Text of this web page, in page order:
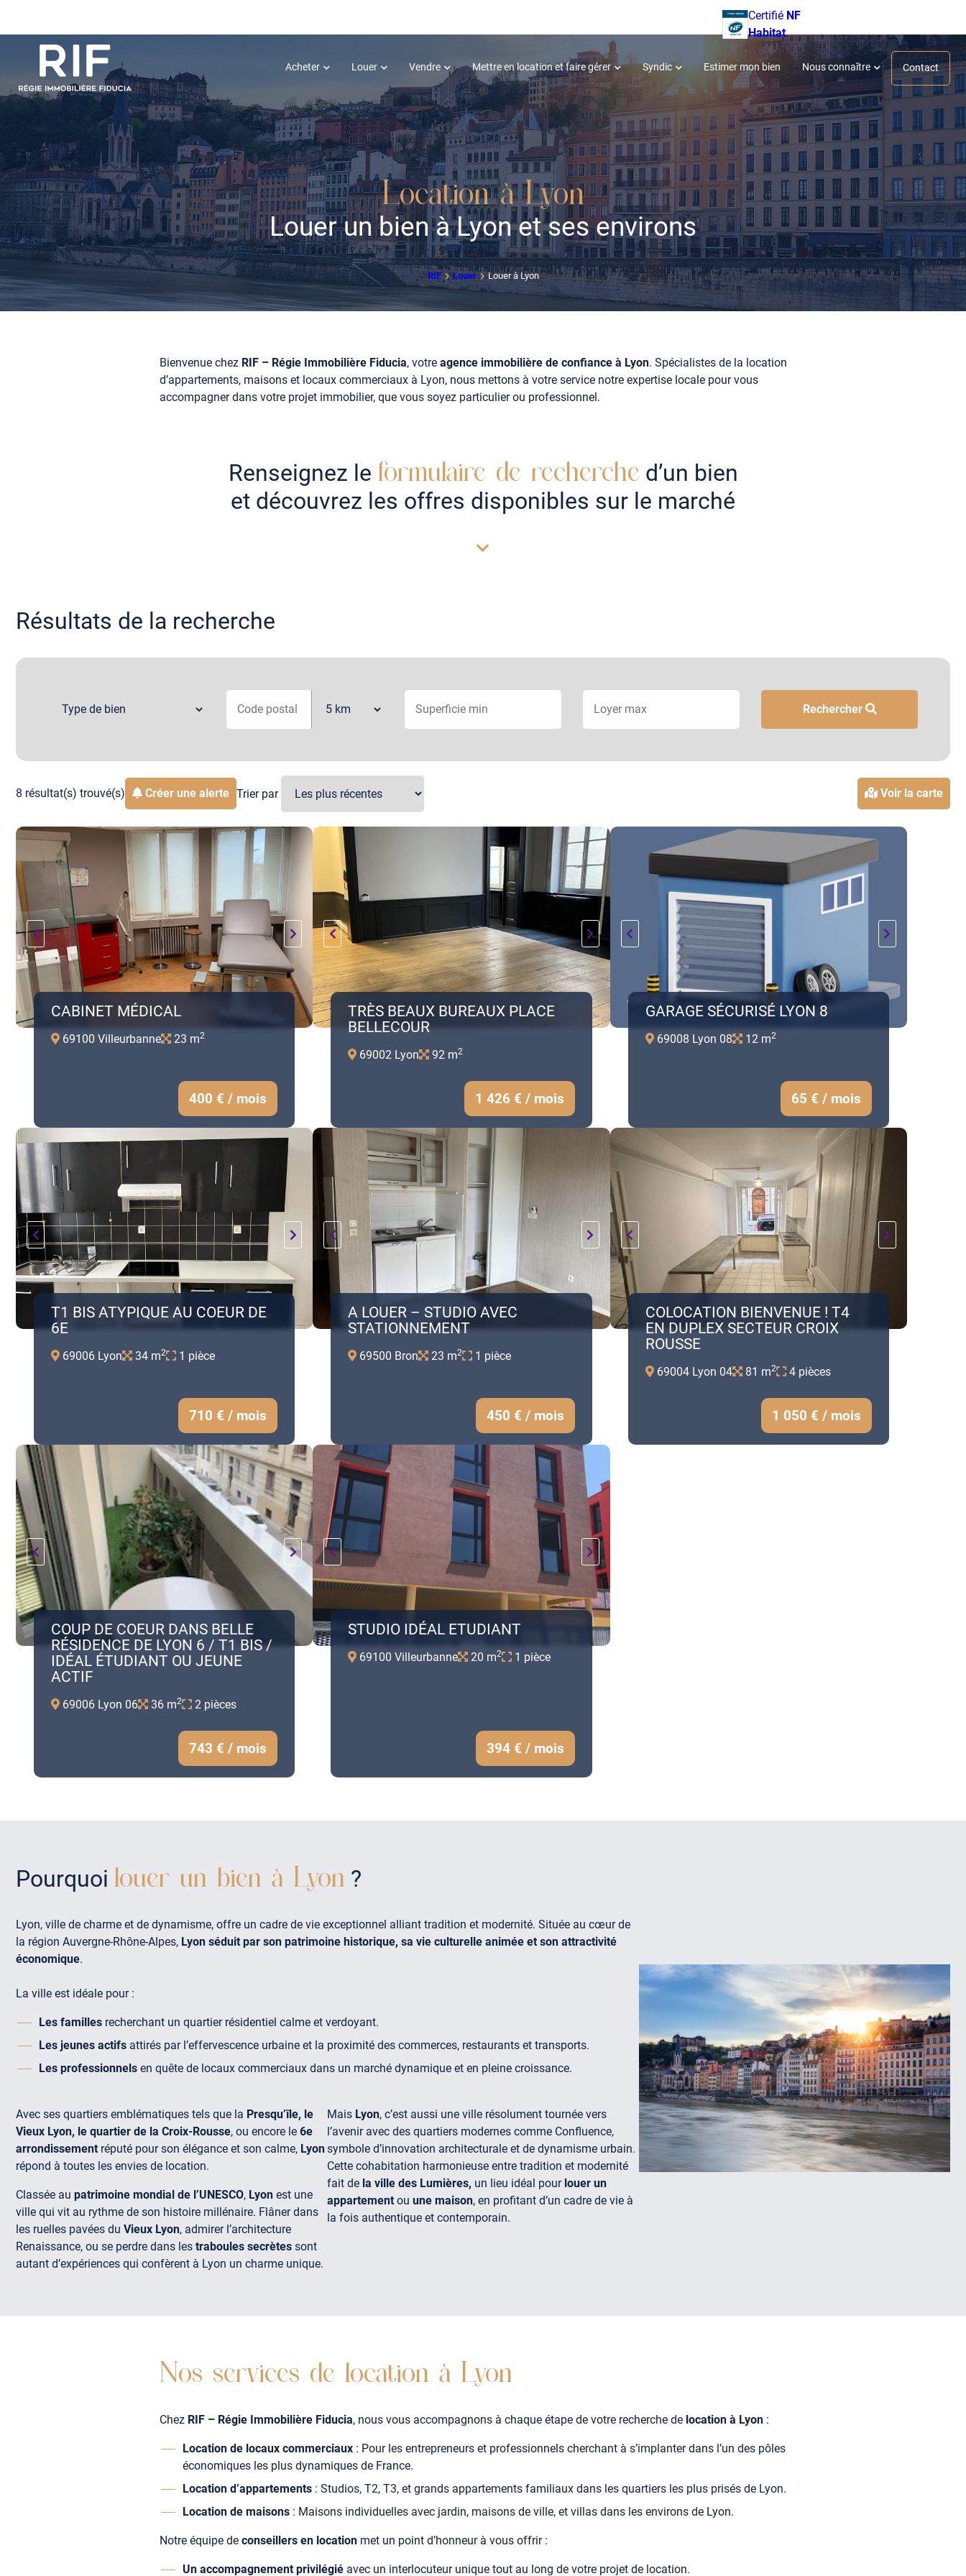
Certifié NF
Habitat.
Acheter Louer Vendre Mettre en location et faire gérer Syndic Estimer mon bien Nous connaître Contact
Location à Lyon
Louer un bien à Lyon et ses environs
RIF Louer Louer à Lyon
Bienvenue chez RIF – Régie Immobilière Fiducia, votre agence immobilière de confiance à Lyon. Spécialistes de la location
d’appartements, maisons et locaux commerciaux à Lyon, nous mettons à votre service notre expertise locale pour vous
accompagner dans votre projet immobilier, que vous soyez particulier ou professionnel.
Renseignez le formulaire de recherched’un bien
et découvrez les offres disponibles sur le marché
Résultats de la recherche
Rechercher
8 résultat(s) trouvé(s) Créer une alerte Trier par Voir la carte
CABINET MÉDICAL
69100 Villeurbanne 23 m2
400 € / mois
TRÈS BEAUX BUREAUX PLACE
BELLECOUR
69002 Lyon 92 m2
1 426 € / mois
GARAGE SÉCURISÉ LYON 8
69008 Lyon 08 12 m2
65 € / mois
T1 BIS ATYPIQUE AU COEUR DE
6E
69006 Lyon 34 m2 1 pièce
710 € / mois
A LOUER – STUDIO AVEC
STATIONNEMENT
69500 Bron 23 m2 1 pièce
450 € / mois
COLOCATION BIENVENUE ! T4
EN DUPLEX SECTEUR CROIX
ROUSSE
69004 Lyon 04 81 m2 4 pièces
1 050 € / mois
COUP DE COEUR DANS BELLE
RÉSIDENCE DE LYON 6 / T1 BIS /
IDÉAL ÉTUDIANT OU JEUNE
ACTIF
69006 Lyon 06 36 m2 2 pièces
743 € / mois
STUDIO IDÉAL ETUDIANT
69100 Villeurbanne 20 m2 1 pièce
394 € / mois
Pourquoi louer un bien à Lyon ?
Lyon, ville de charme et de dynamisme, offre un cadre de vie exceptionnel alliant tradition et modernité. Située au cœur de
la région Auvergne-Rhône-Alpes, Lyon séduit par son patrimoine historique, sa vie culturelle animée et son attractivité
économique.
La ville est idéale pour :
Les familles recherchant un quartier résidentiel calme et verdoyant.
Les jeunes actifs attirés par l’effervescence urbaine et la proximité des commerces, restaurants et transports.
Les professionnels en quête de locaux commerciaux dans un marché dynamique et en pleine croissance.
Avec ses quartiers emblématiques tels que la Presqu’île, le
Vieux Lyon, le quartier de la Croix-Rousse, ou encore le 6e
arrondissement réputé pour son élégance et son calme, Lyon
répond à toutes les envies de location.
Classée au patrimoine mondial de l’UNESCO, Lyon est une
ville qui vit au rythme de son histoire millénaire. Flâner dans
les ruelles pavées du Vieux Lyon, admirer l’architecture
Renaissance, ou se perdre dans les traboules secrètes sont
autant d’expériences qui confèrent à Lyon un charme unique.
Mais Lyon, c’est aussi une ville résolument tournée vers
l’avenir avec des quartiers modernes comme Confluence,
symbole d’innovation architecturale et de dynamisme urbain.
Cette cohabitation harmonieuse entre tradition et modernité
fait de la ville des Lumières, un lieu idéal pour louer un
appartement ouune maison, en profitant d’un cadre de vie à
la fois authentique et contemporain.
Nos services de location à Lyon
Chez RIF – Régie Immobilière Fiducia, nous vous accompagnons à chaque étape de votre recherche de location à Lyon :
Location de locaux commerciaux : Pour les entrepreneurs et professionnels cherchant à s’implanter dans l’un des pôles
économiques les plus dynamiques de France.
Location d’appartements : Studios, T2, T3, et grands appartements familiaux dans les quartiers les plus prisés de Lyon.
Location de maisons : Maisons individuelles avec jardin, maisons de ville, et villas dans les environs de Lyon.
Notre équipe de conseillers en location met un point d’honneur à vous offrir :
Un accompagnement privilégié avec un interlocuteur unique tout au long de votre projet de location.